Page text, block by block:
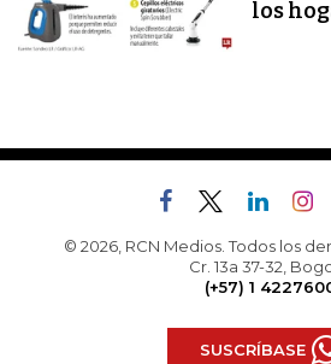
los
© 2026, RCN Medios. Todos los
Cr. 13a 37-32,
(+57) 1
SUSCRÍBASE